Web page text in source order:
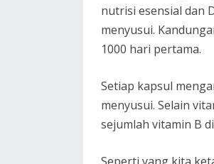
nutrisi esensial dan
menyusui.
1000 hari pertama.
Setiap kapsul
menyusui. Selain
sejumlah vitamin B